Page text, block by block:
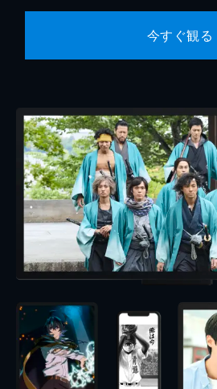
今すぐ観る